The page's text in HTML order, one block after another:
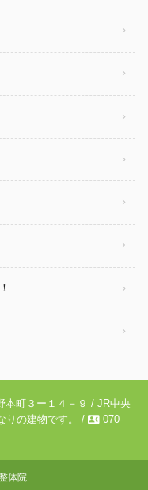
本町３ー１４－９ / JR中央
りの建物です。 / contact_phone070-
体院